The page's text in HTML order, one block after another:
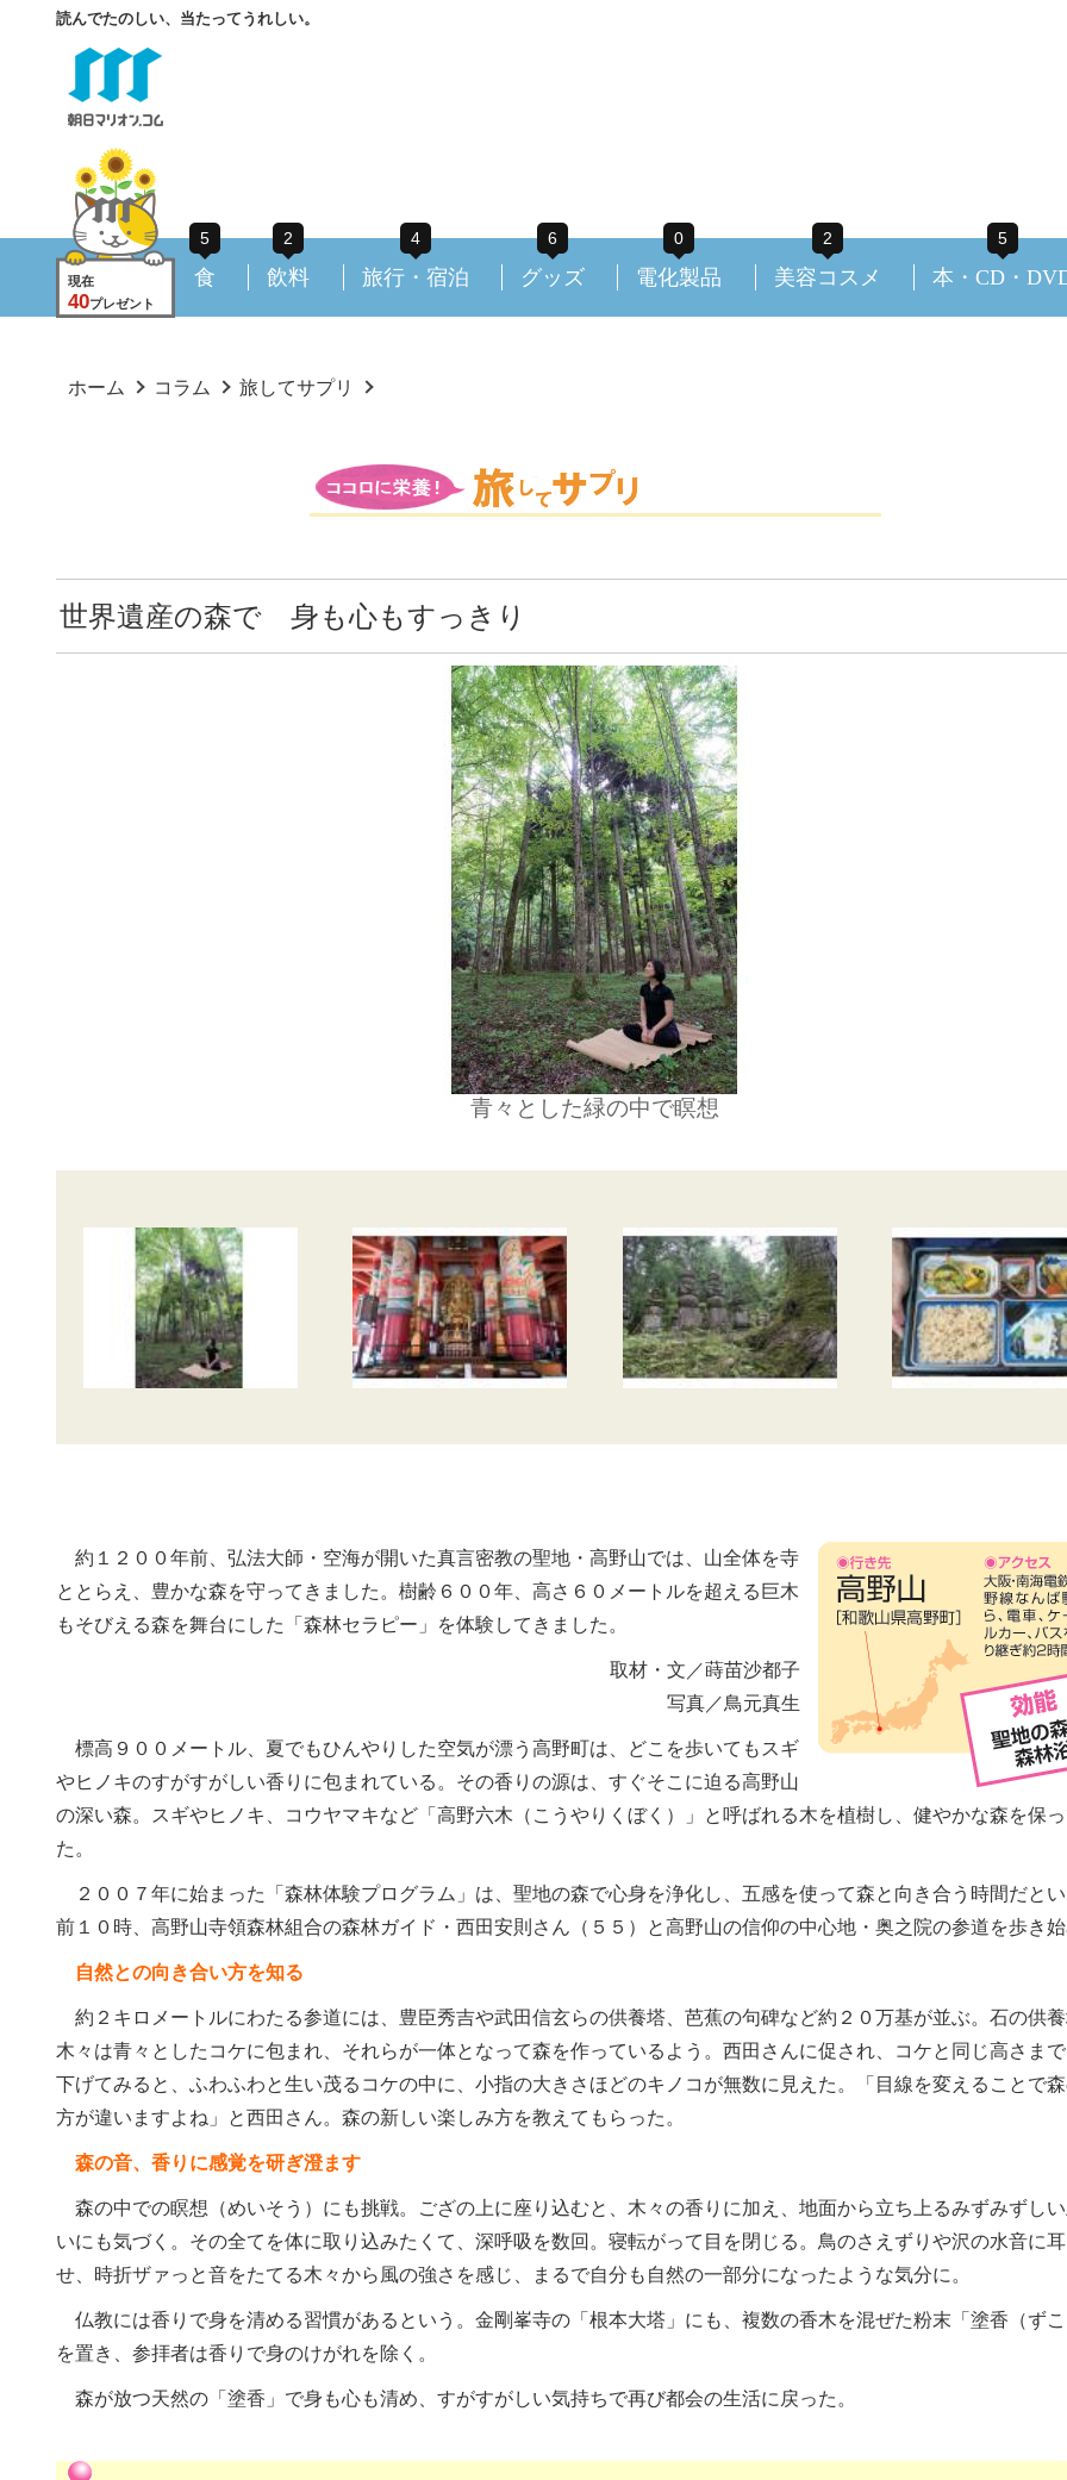
読んでたのしい、当たってうれしい。
現在
40プレゼント
5
食
2
飲料
4
旅行・宿泊
6
グッズ
0
電化製品
2
美容コスメ
5
本・CD・
ホーム コラム 旅してサプリ
世界遺産の森で 身も心もすっきり
青々とした緑の中で瞑想
約１２００年前、弘法大師・空海が開いた真言密教の聖地・高野山では、山全体を寺
ととらえ、豊かな森を守ってきました。樹齢６００年、高さ６０メートルを超える巨木
もそびえる森を舞台にした「森林セラピー」を体験してきました。
取材・文／蒔苗沙都子
写真／鳥元真生
標高９００メートル、夏でもひんやりした空気が漂う高野町は、どこを歩いてもスギ
やヒノキのすがすがしい香りに包まれている。その香りの源は、すぐそこに迫る高野山
の深い森。スギやヒノキ、コウヤマキなど「高野六木（こうやりくぼく）」と呼ばれる木を植樹し、健やかな森を保
た。
２００７年に始まった「森林体験プログラム」は、聖地の森で心身を浄化し、五感を使って森と向き合う時間だと
前１０時、高野山寺領森林組合の森林ガイド・西田安則さん（５５）と高野山の信仰の中心地・奥之院の参道を歩き
自然との向き合い方を知る
約２キロメートルにわたる参道には、豊臣秀吉や武田信玄らの供養塔、芭蕉の句碑など約２０万基が並ぶ。石の供
木々は青々としたコケに包まれ、それらが一体となって森を作っているよう。西田さんに促され、コケと同じ高さま
下げてみると、ふわふわと生い茂るコケの中に、小指の大きさほどのキノコが無数に見えた。「目線を変えることで
方が違いますよね」と西田さん。森の新しい楽しみ方を教えてもらった。
森の音、香りに感覚を研ぎ澄ます
森の中での瞑想（めいそう）にも挑戦。ござの上に座り込むと、木々の香りに加え、地面から立ち上るみずみずし
いにも気づく。その全てを体に取り込みたくて、深呼吸を数回。寝転がって目を閉じる。鳥のさえずりや沢の水音に
せ、時折ザァっと音をたてる木々から風の強さを感じ、まるで自分も自然の一部分になったような気分に。
仏教には香りで身を清める習慣があるという。金剛峯寺の「根本大塔」にも、複数の香木を混ぜた粉末「塗香（ず
を置き、参拝者は香りで身のけがれを除く。
森が放つ天然の「塗香」で身も心も清め、すがすがしい気持ちで再び都会の生活に戻った。